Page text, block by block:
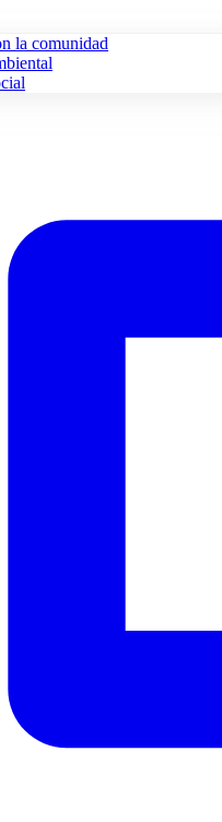
la comunidad